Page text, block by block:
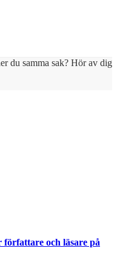
du samma sak? Hör av dig
författare och läsare på